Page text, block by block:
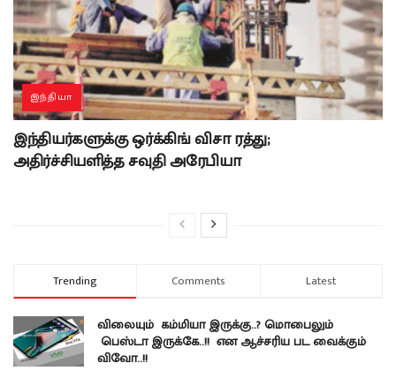
இந்தியா
இந்தியர்களுக்கு ஒர்க்கிங் விசா ரத்து;
அதிர்ச்சியளித்த சவுதி அரேபியா
Trending Comments Latest
விலையும் கம்மியா இருக்கு..? மொபைலும்
பெஸ்டா இருக்கே..!! என ஆச்சரிய பட வைக்கும்
விவோ..!!